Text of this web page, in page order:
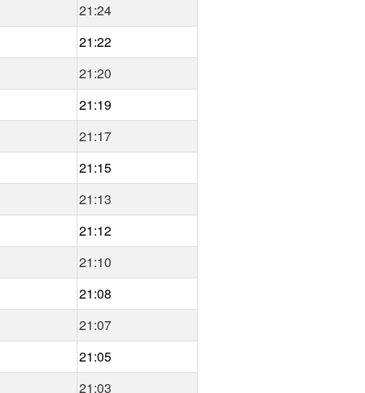
21:24
21:22
21:20
21:19
21:17
21:15
21:13
21:12
21:10
21:08
21:07
21:05
21:03